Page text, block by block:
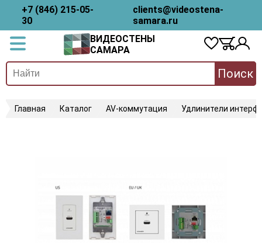
+7 (846) 215-05-
30
clients@videostena-
samara.ru
ВИДЕОСТЕНЫ
САМАРА
Поиск
Главная Каталог AV-коммутация Удлинители